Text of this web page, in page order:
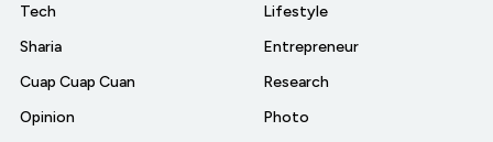
Tech
Sharia
Cuap Cuap Cuan
Opinion
Lifestyle
Entrepreneur
Research
Photo